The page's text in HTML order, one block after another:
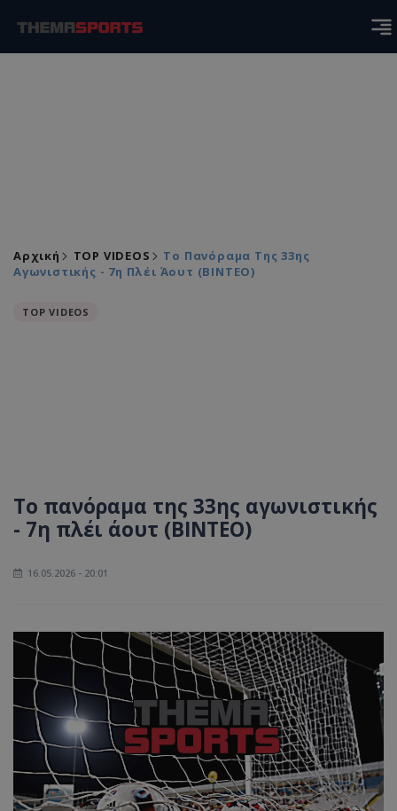
Αρχική TOP VIDEOS
Το Πανόραμα Της 33ης
Αγωνιστικής - 7η Πλέι Άουτ (BINTEO)
TOP VIDEOS
Το πανόραμα της 33ης αγωνιστικής
- 7η πλέι άουτ (BINTEO)
16.05.2026 - 20:01